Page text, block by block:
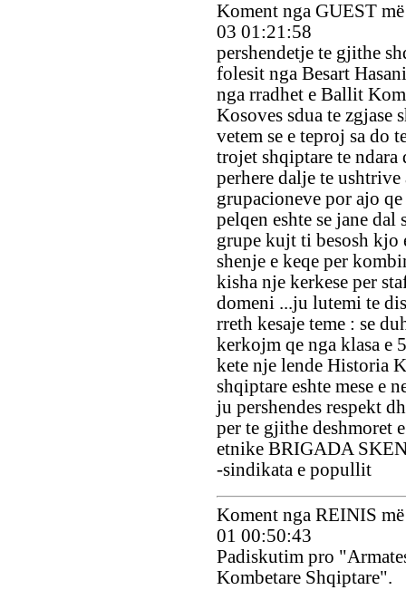
Koment nga GUEST
03 01:21:58
pershendetje te gjithe
folesit nga Besart
nga rradhet e Ballit
Kosoves sdua te zgjase
vetem se e teproj sa do
trojet shqiptare te ndara
perhere dalje te ushtrive
grupacioneve por ajo
pelqen eshte se jane dal
grupe kujt ti besosh kjo
shenje e keqe per
kisha nje kerkese per
domeni ...ju lutemi te
rreth kesaje teme : se
kerkojm qe nga klasa e
kete nje lende Historia
shqiptare eshte mese e
ju pershendes respekt
per te gjithe deshmoret
etnike BRIGADA
-sindikata e popullit
Koment nga REINIS
01 00:50:43
Padiskutim pro
Kombetare Shqiptare".